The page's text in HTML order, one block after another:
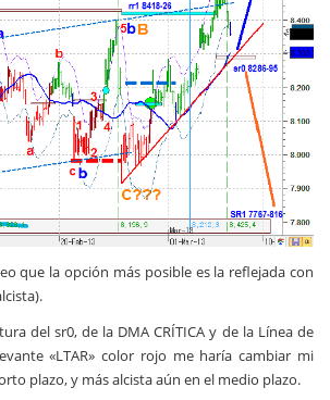
que la opción más posible es la reflejada con
del sr0, de la DMA CRÍTICA y de la Línea de
«LTAR» color rojo me haría cambiar mi
plazo, y más alcista aún en el medio plazo.